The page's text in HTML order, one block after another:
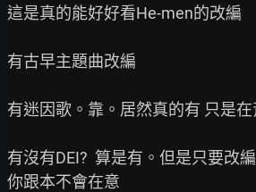
這是真的能好好看He-men的改編
有古早主題曲改編
有迷因歌。靠。居然真的有 只是
有沒有DEI?  算是有。但是只要改
你跟本不會在意